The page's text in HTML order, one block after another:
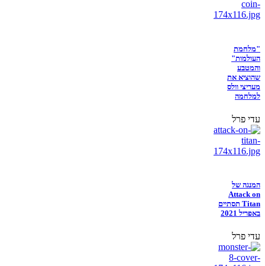
"מלחמת
העולמות"
והמטבע
שהוציא את
מעריצי וולס
למלחמה
עדי פרל
המנגה של
Attack on
Titan תסתיים
באפריל 2021
עדי פרל